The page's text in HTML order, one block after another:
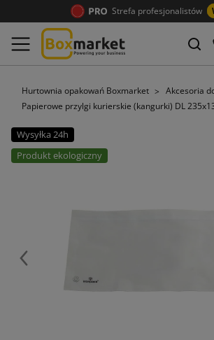
Strefa profesjonalistów
Hurtownia opakowań Boxmarket
Akcesoria
Papierowe przylgi kurierskie (kangurki) DL
Wysyłka 24h
Produkt ekologiczny
Poprzedni